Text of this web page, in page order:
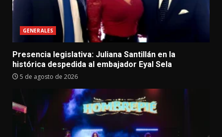
GENERALES
Presencia legislativa: Juliana Santillán en la
histórica despedida al embajador Eyal Sela
5 de agosto de 2026